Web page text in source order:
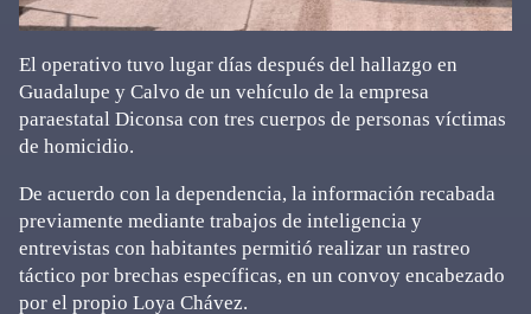
El operativo tuvo lugar días después del hallazgo en
Guadalupe y Calvo de un vehículo de la empresa
paraestatal Diconsa con tres cuerpos de personas víctimas
de homicidio.
De acuerdo con la dependencia, la información recabada
previamente mediante trabajos de inteligencia y
entrevistas con habitantes permitió realizar un rastreo
táctico por brechas específicas, en un convoy encabezado
por el propio Loya Chávez.